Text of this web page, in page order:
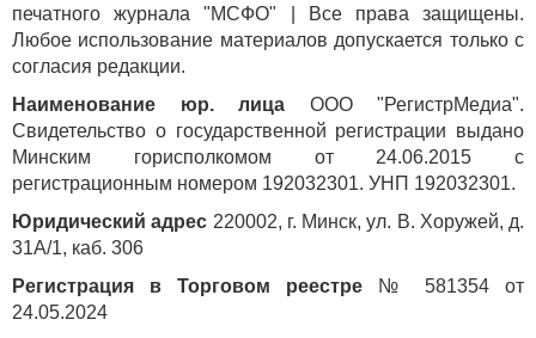
печатного журнала "МСФО" | Все права защищены.
Любое использование материалов допускается только с
согласия редакции.
Наименование юр. лица ООО "РегистрМедиа".
Свидетельство о государственной регистрации выдано
Минским горисполкомом от 24.06.2015 с
регистрационным номером 192032301. УНП 192032301.
Юридический адрес 220002, г. Минск, ул. В. Хоружей, д.
31А/1, каб. 306
Регистрация в Торговом реестре № 581354 от
24.05.2024